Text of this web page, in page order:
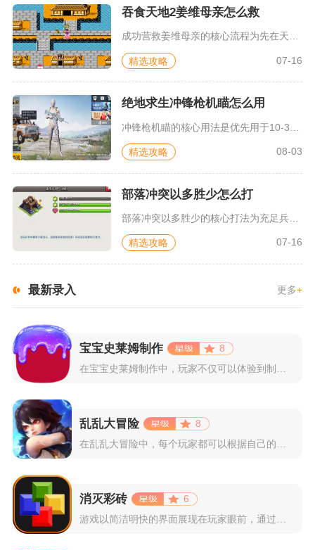
吞食天地2姜维母亲怎么救
成功营救姜维母亲的核心流程为先在天水城战败触发剧情，拿到名医...
精选攻略 07-16
绝地求生冲锋枪机瞄怎么用
精选攻略 08-03
部落冲突以多胜少怎么打
精选攻略 07-16
最新录入 更多+
宝宝史莱姆制作
8
在宝宝史莱姆制作中，玩家不仅可以体验到制作史莱姆的乐趣，还能...
乱乱大冒险
8
在乱乱大冒险中，每个玩家都可以根据自己的喜好选择和培养角色，...
消灭彩砖
6